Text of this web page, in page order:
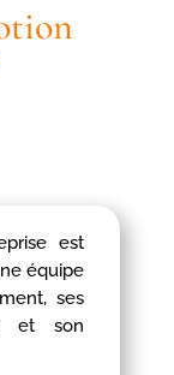
est
équipe
ses
et son